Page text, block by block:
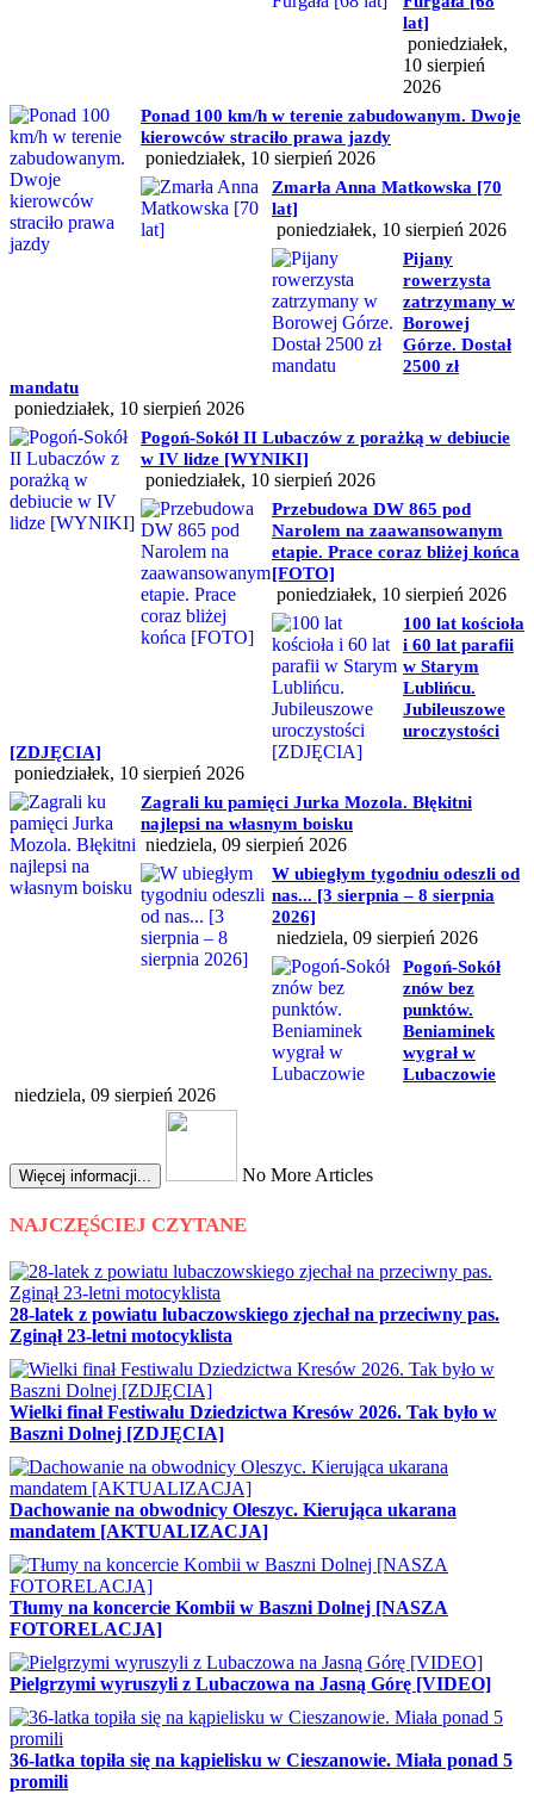
lat]
poniedziałek,
10 sierpień
2026
Ponad 100 km/h w terenie zabudowanym. Dwoje
kierowców straciło prawa jazdy
poniedziałek, 10 sierpień 2026
Zmarła Anna Matkowska [70
lat]
poniedziałek, 10 sierpień 2026
Pijany
rowerzysta
zatrzymany w
Borowej
Górze. Dostał
2500 zł
mandatu
poniedziałek, 10 sierpień 2026
Pogoń-Sokół II Lubaczów z porażką w debiucie
w IV lidze [WYNIKI]
poniedziałek, 10 sierpień 2026
Przebudowa DW 865 pod
Narolem na zaawansowanym
etapie. Prace coraz bliżej końca
[FOTO]
poniedziałek, 10 sierpień 2026
100 lat kościoła
i 60 lat parafii
w Starym
Lublińcu.
Jubileuszowe
uroczystości
[ZDJĘCIA]
poniedziałek, 10 sierpień 2026
Zagrali ku pamięci Jurka Mozola. Błękitni
najlepsi na własnym boisku
niedziela, 09 sierpień 2026
W ubiegłym tygodniu odeszli od
nas... [3 sierpnia – 8 sierpnia
2026]
niedziela, 09 sierpień 2026
Pogoń-Sokół
znów bez
punktów.
Beniaminek
wygrał w
Lubaczowie
niedziela, 09 sierpień 2026
Więcej informacji... No More Articles
NAJCZĘŚCIEJ CZYTANE
28-latek z powiatu lubaczowskiego zjechał na przeciwny pas.
Zginął 23-letni motocyklista
Wielki finał Festiwalu Dziedzictwa Kresów 2026. Tak było w
Baszni Dolnej [ZDJĘCIA]
Dachowanie na obwodnicy Oleszyc. Kierująca ukarana
mandatem [AKTUALIZACJA]
Tłumy na koncercie Kombii w Baszni Dolnej [NASZA
FOTORELACJA]
Pielgrzymi wyruszyli z Lubaczowa na Jasną Górę [VIDEO]
36-latka topiła się na kąpielisku w Cieszanowie. Miała ponad 5
promili